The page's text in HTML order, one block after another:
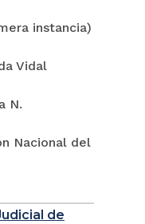
instancia)
Vidal
N.
Nacional del
de